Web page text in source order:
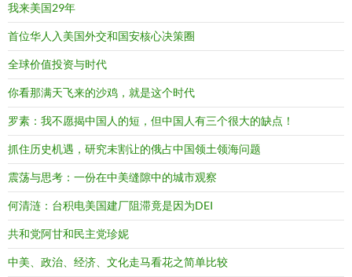
我来美国29年
首位华人入美国外交和国安核心决策圈
全球价值投资与时代
你看那满天飞来的沙鸡，就是这个时代
罗素：我不愿揭中国人的短，但中国人有三个很大的缺点！
抓住历史机遇，研究未割让的俄占中国领土领海问题
震荡与思考：一份在中美缝隙中的城市观察
何清涟：台积电美国建厂阻滞竟是因为DEI
共和党阿甘和民主党珍妮
中美、政治、经济、文化走马看花之简单比较